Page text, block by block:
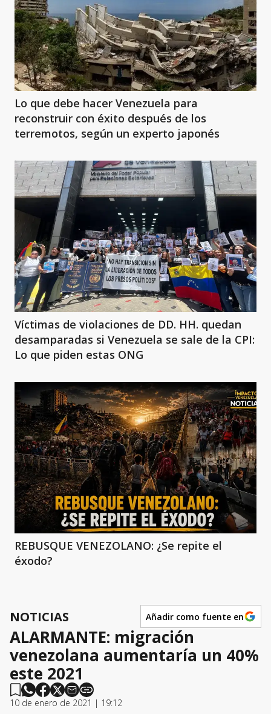
Lo que debe hacer Venezuela para
reconstruir con éxito después de los
terremotos, según un experto japonés
Víctimas de violaciones de DD. HH. quedan
desamparadas si Venezuela se sale de la CPI:
Lo que piden estas ONG
REBUSQUE VENEZOLANO: ¿Se repite el
éxodo?
NOTICIAS Añadir como fuente en
ALARMANTE: migración
venezolana aumentaría un 40%
este 2021
10 de enero de 2021 | 19:12